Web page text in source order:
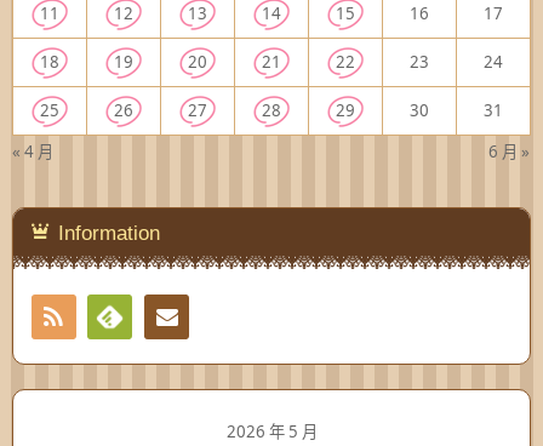
« 4 月 6 月 »
11 12 13 14 15 16 17
18 19 20 21 22 23 24
25 26 27 28 29 30 31
Information
RSS
Feedly
2026 年 5 月